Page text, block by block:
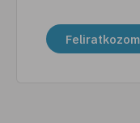
# köhögés
Feliratkozom